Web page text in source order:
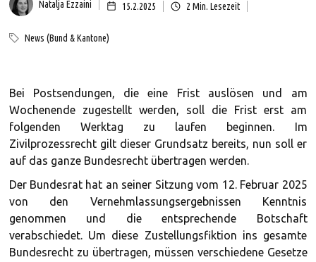
Natalja Ezzaini 15.2.2025 2 Min. Lesezeit
News (Bund & Kantone)
Bei Postsendungen, die eine Frist auslösen und am
Wochenende zugestellt werden, soll die Frist erst am
folgenden Werktag zu laufen beginnen. Im
Zivilprozessrecht gilt dieser Grundsatz bereits, nun soll er
auf das ganze Bundesrecht übertragen werden.
Der Bundesrat hat an seiner Sitzung vom 12. Februar 2025
von den Vernehmlassungsergebnissen Kenntnis
genommen und die entsprechende Botschaft
verabschiedet. Um diese Zustellungsfiktion ins gesamte
Bundesrecht zu übertragen, müssen verschiedene Gesetze